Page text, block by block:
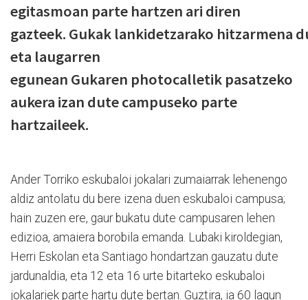
egitasmoan parte hartzen ari diren
gazteek. Gukak lankidetzarako hitzarmena
eta laugarren
egunean Gukaren photocalletik pasatzeko
aukera izan dute campuseko parte
hartzaileek.
Ander Torriko eskubaloi jokalari zumaiarrak lehenengo
aldiz antolatu du bere izena duen eskubaloi campusa;
hain zuzen ere, gaur bukatu dute campusaren lehen
edizioa, amaiera borobila emanda. Lubaki kiroldegian,
Herri Eskolan eta Santiago hondartzan gauzatu dute
jardunaldia, eta 12 eta 16 urte bitarteko eskubaloi
jokalariek parte hartu dute bertan. Guztira, ia 60 lagun